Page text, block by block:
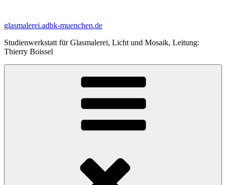
springen
glasmalerei.adbk-muenchen.de
Studienwerkstatt für Glasmalerei, Licht und Mosaik, Leitung:
Thierry Boissel